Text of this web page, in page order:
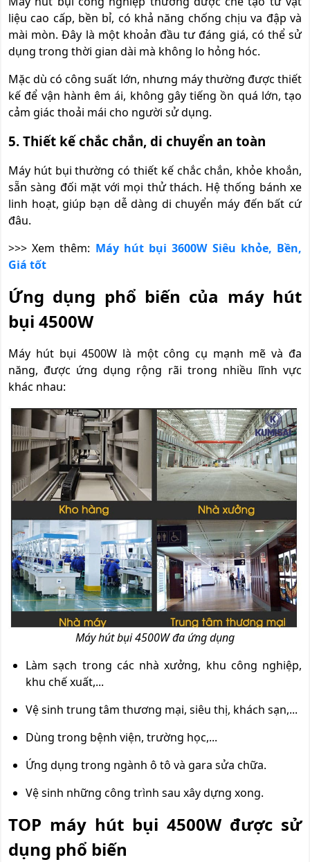
liệu cao cấp, bền bỉ, có khả năng chống chịu va đập và
mài mòn. Đây là một khoản đầu tư đáng giá, có thể sử
dụng trong thời gian dài mà không lo hỏng hóc.
Mặc dù có công suất lớn, nhưng máy thường được thiết
kế để vận hành êm ái, không gây tiếng ồn quá lớn, tạo
cảm giác thoải mái cho người sử dụng.
5. Thiết kế chắc chắn, di chuyển an toàn
Máy hút bụi thường có thiết kế chắc chắn, khỏe khoắn,
sẵn sàng đối mặt với mọi thử thách. Hệ thống bánh xe
linh hoạt, giúp bạn dễ dàng di chuyển máy đến bất cứ
đâu.
>>> Xem thêm: Máy hút bụi 3600W Siêu khỏe, Bền,
Giá tốt
Ứng dụng phổ biến của máy hút
bụi 4500W
Máy hút bụi 4500W là một công cụ mạnh mẽ và đa
năng, được ứng dụng rộng rãi trong nhiều lĩnh vực
khác nhau:
Máy hút bụi 4500W đa ứng dụng
Làm sạch trong các nhà xưởng, khu công nghiệp,
khu chế xuất,...
Vệ sinh trung tâm thương mại, siêu thị, khách sạn,...
Dùng trong bệnh viện, trường học,...
Ứng dụng trong ngành ô tô và gara sửa chữa.
Vệ sinh những công trình sau xây dựng xong.
TOP máy hút bụi 4500W được sử
dụng phổ biến